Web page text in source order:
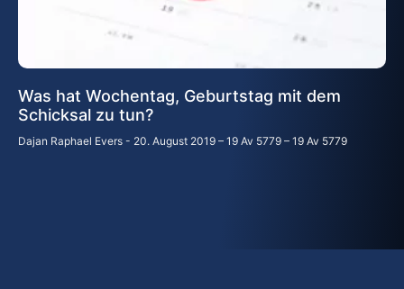
Was hat Wochentag, Geburtstag mit dem
Schicksal zu tun?
Dajan Raphael Evers 20. August 2019 – 19 Av 5779 – 19 Av 5779